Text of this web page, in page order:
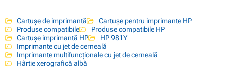
Cartușe de imprimantă
Cartușe pentru imprimante HP
Produse compatibile
Produse compatibile HP
Cartușe imprimantă HP
HP 981Y
Imprimante cu jet de cerneală
Imprimante multifuncționale cu jet de cerneală
Hârtie xerografică albă